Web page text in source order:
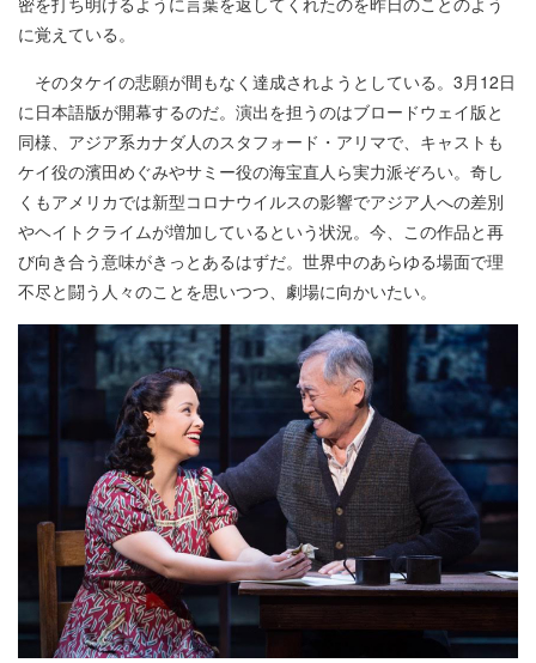
に覚えている。
そのタケイの悲願が間もなく達成されようとしている。3月12日
に日本語版が開幕するのだ。演出を担うのはブロードウェイ版と
同様、アジア系カナダ人のスタフォード・アリマで、キャストも
ケイ役の濱田めぐみやサミー役の海宝直人ら実力派ぞろい。奇し
くもアメリカでは新型コロナウイルスの影響でアジア人への差別
やヘイトクライムが増加しているという状況。今、この作品と再
び向き合う意味がきっとあるはずだ。世界中のあらゆる場面で理
不尽と闘う人々のことを思いつつ、劇場に向かいたい。